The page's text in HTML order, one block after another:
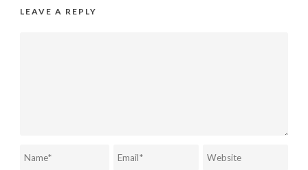
LEAVE A REPLY